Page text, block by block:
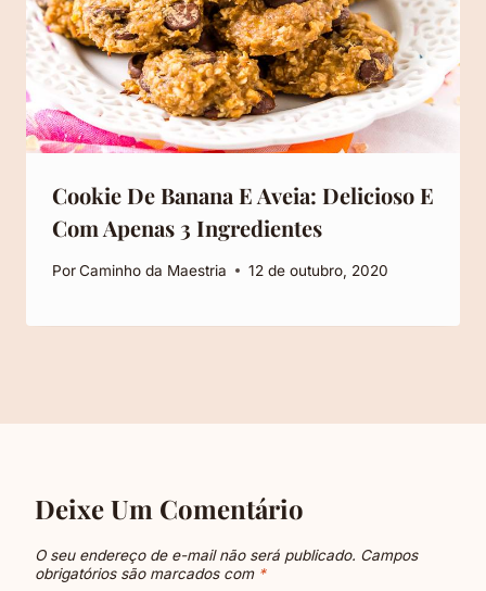
Cookie De Banana E Aveia: Delicioso E
Com Apenas 3 Ingredientes
PorCaminho da Maestria 12 de outubro, 2020
Deixe Um Comentário
O seu endereço de e-mail não será publicado. Campos
obrigatórios são marcados com *